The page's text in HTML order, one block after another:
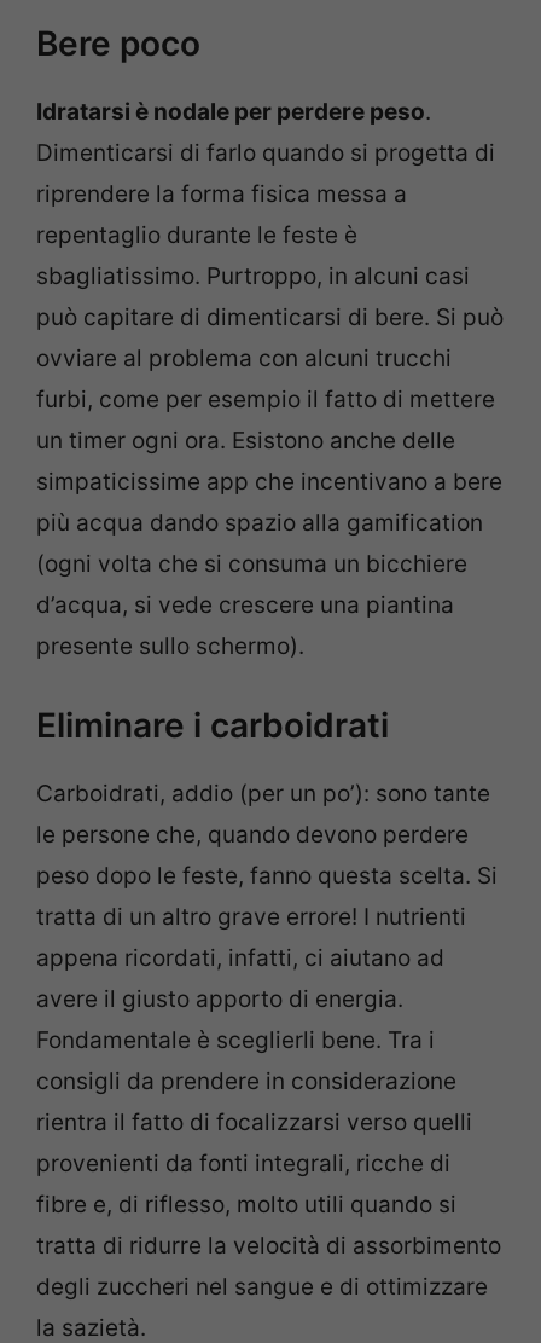
Bere poco
Idratarsi è nodale per perdere peso.
Dimenticarsi di farlo quando si progetta di
riprendere la forma fisica messa a
repentaglio durante le feste è
sbagliatissimo. Purtroppo, in alcuni casi
può capitare di dimenticarsi di bere. Si può
ovviare al problema con alcuni trucchi
furbi, come per esempio il fatto di mettere
un timer ogni ora. Esistono anche delle
simpaticissime app che incentivano a bere
più acqua dando spazio alla gamification
(ogni volta che si consuma un bicchiere
d’acqua, si vede crescere una piantina
presente sullo schermo).
Eliminare i carboidrati
Carboidrati, addio (per un po’): sono tante
le persone che, quando devono perdere
peso dopo le feste, fanno questa scelta. Si
tratta di un altro grave errore! I nutrienti
appena ricordati, infatti, ci aiutano ad
avere il giusto apporto di energia.
Fondamentale è sceglierli bene. Tra i
consigli da prendere in considerazione
rientra il fatto di focalizzarsi verso quelli
provenienti da fonti integrali, ricche di
fibre e, di riflesso, molto utili quando si
tratta di ridurre la velocità di assorbimento
degli zuccheri nel sangue e di ottimizzare
la sazietà.